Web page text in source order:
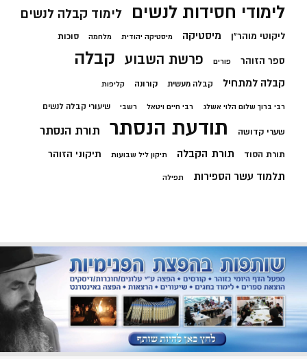
לימודי חסידות לנשים לימוד קבלה לנשים
ליקוטי מוהר"ן מיסטיקה מיסטיקה יהודית מלחמה סוכות
ספר הזוהר פורים פרשת השבוע קבלה
קבלה למתחיל קבלה מעשית קורונה קליפות
רבי ברוך שלום הלוי אשלג רבי חיים ויטאל רשבי שיעורי קבלה לנשים
שערי קדושה תודעת הנסתר תורת הנסתר
תורת הסוד תורת הקבלה תיקון ליל שבועות תיקוני הזוהר
תלמוד עשר הספירות תפילה